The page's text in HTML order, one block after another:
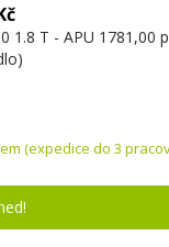
1.8 T - APU 1781,00
(expedice do 3